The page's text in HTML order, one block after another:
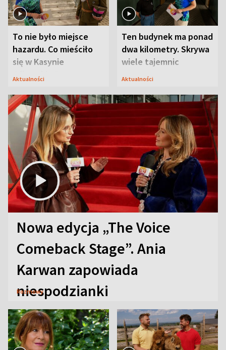
To nie było miejsce
hazardu. Co mieściło
się w Kasynie
Oficerskim?
Aktualności
Ten budynek ma ponad
dwa kilometry. Skrywa
wiele tajemnic
Aktualności
Nowa edycja „The Voice
Comeback Stage”. Ania
Karwan zapowiada
niespodzianki
Rozmowy